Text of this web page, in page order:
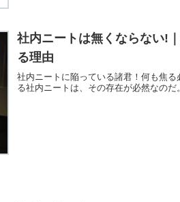
社内ニートは無くならない!
る理由
社内ニートに陥っている諸君！何も焦
る社内ニートは、その存在が必然なのだ。